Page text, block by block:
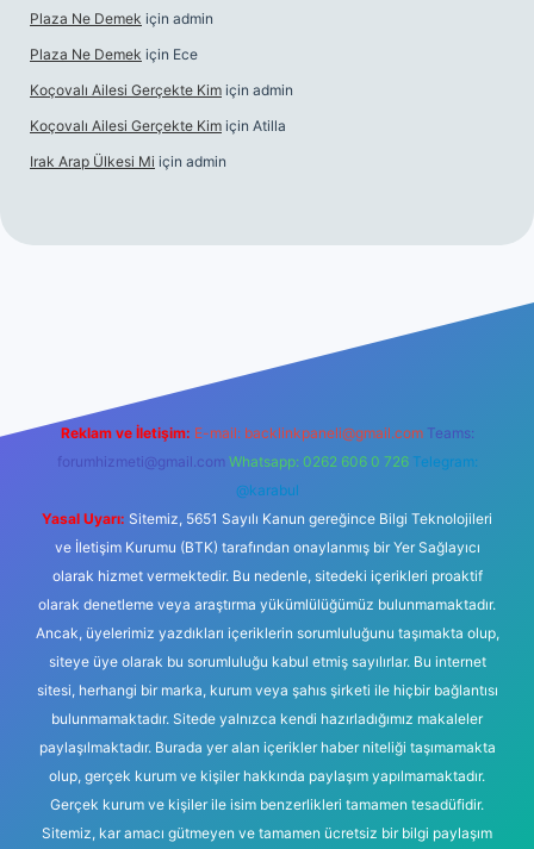
Plaza Ne Demek için admin
Plaza Ne Demek için Ece
Koçovalı Ailesi Gerçekte Kim için admin
Koçovalı Ailesi Gerçekte Kim için Atilla
Irak Arap Ülkesi Mi için admin
Reklam ve İletişim: E-mail: backlinkpaneli@gmail.com Teams:
forumhizmeti@gmail.com Whatsapp: 0262 606 0 726 Telegram:
@karabul
Yasal Uyarı: Sitemiz, 5651 Sayılı Kanun gereğince Bilgi Teknolojileri
ve İletişim Kurumu (BTK) tarafından onaylanmış bir Yer Sağlayıcı
olarak hizmet vermektedir. Bu nedenle, sitedeki içerikleri proaktif
olarak denetleme veya araştırma yükümlülüğümüz bulunmamaktadır.
Ancak, üyelerimiz yazdıkları içeriklerin sorumluluğunu taşımakta olup,
siteye üye olarak bu sorumluluğu kabul etmiş sayılırlar. Bu internet
sitesi, herhangi bir marka, kurum veya şahıs şirketi ile hiçbir bağlantısı
bulunmamaktadır. Sitede yalnızca kendi hazırladığımız makaleler
paylaşılmaktadır. Burada yer alan içerikler haber niteliği taşımamakta
olup, gerçek kurum ve kişiler hakkında paylaşım yapılmamaktadır.
Gerçek kurum ve kişiler ile isim benzerlikleri tamamen tesadüfidir.
Sitemiz, kar amacı gütmeyen ve tamamen ücretsiz bir bilgi paylaşım